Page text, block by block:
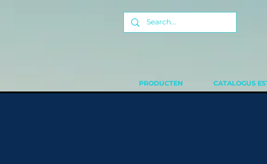
PRODUCTEN CATALOGUS